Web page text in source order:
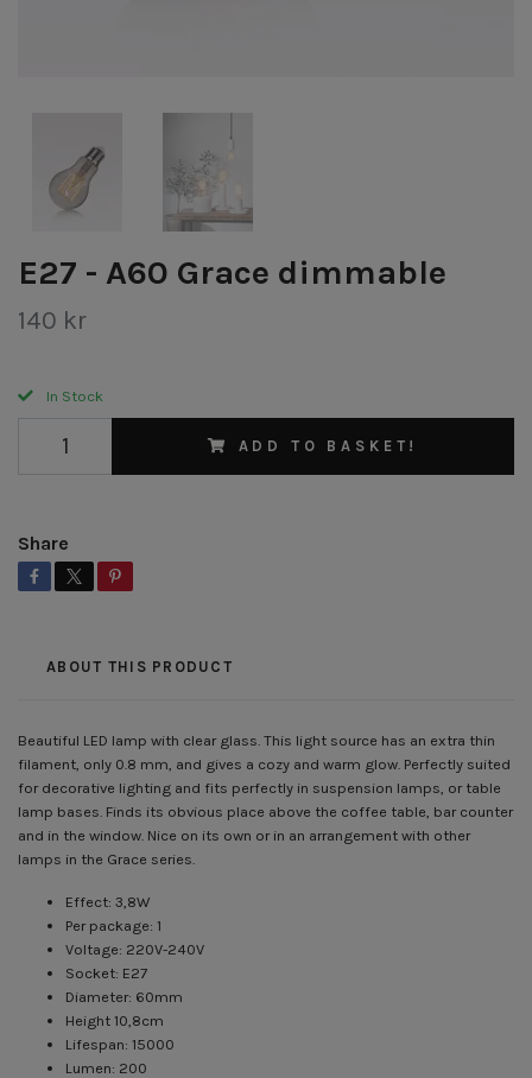
E27 - A60 Grace dimmable
140 kr
In Stock
ADD TO BASKET!
Share
ABOUT THIS PRODUCT
Beautiful LED lamp with clear glass. This light source has an extra thin
filament, only 0.8 mm, and gives a cozy and warm glow. Perfectly suited
for decorative lighting and fits perfectly in suspension lamps, or table
lamp bases. Finds its obvious place above the coffee table, bar counter
and in the window. Nice on its own or in an arrangement with other
lamps in the Grace series.
Effect: 3,8W
Per package: 1
Voltage: 220V-240V
Socket: E27
Diameter: 60mm
Height 10,8cm
Lifespan: 15000
Lumen: 200